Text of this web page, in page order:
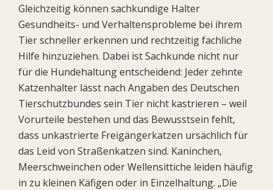
Gleichzeitig können sachkundige Halter
Gesundheits- und Verhaltensprobleme bei ihrem
Tier schneller erkennen und rechtzeitig fachliche
Hilfe hinzuziehen. Dabei ist Sachkunde nicht nur
für die Hundehaltung entscheidend: Jeder zehnte
Katzenhalter lässt nach Angaben des Deutschen
Tierschutzbundes sein Tier nicht kastrieren – weil
Vorurteile bestehen und das Bewusstsein fehlt,
dass unkastrierte Freigängerkatzen ursächlich für
das Leid von Straßenkatzen sind. Kaninchen,
Meerschweinchen oder Wellensittiche leiden häufig
in zu kleinen Käfigen oder in Einzelhaltung. „Die